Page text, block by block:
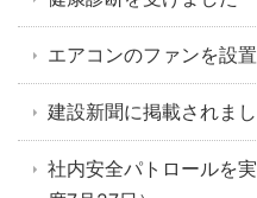
エアコンのファンを設
建設新聞に掲載されまし
社内安全パトロールを